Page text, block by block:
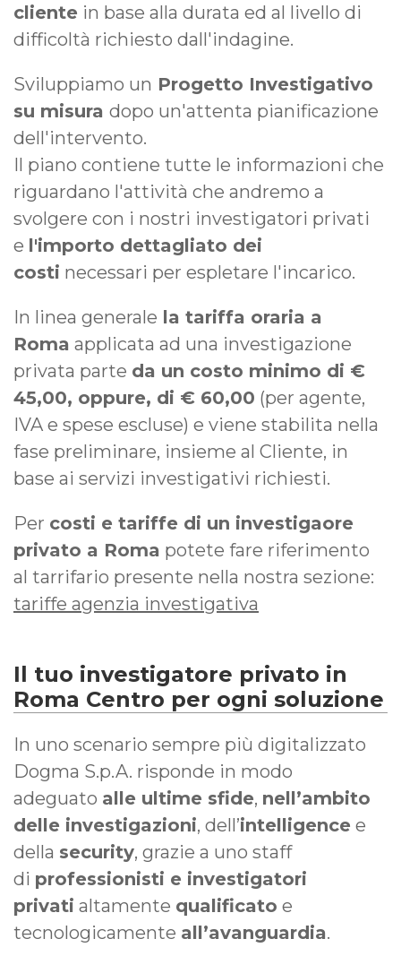
cliente in base alla durata ed al livello di
difficoltà richiesto dall'indagine.
Sviluppiamo un Progetto Investigativo
su misura dopo un'attenta pianificazione
dell'intervento.
Il piano contiene tutte le informazioni che
riguardano l'attività che andremo a
svolgere con i nostri investigatori privati
e l'importo dettagliato dei
costi necessari per espletare l'incarico.
In linea generale la tariffa oraria a
Roma applicata ad una investigazione
privata parte da un costo minimo di €
45,00, oppure, di € 60,00 (per agente,
IVA e spese escluse) e viene stabilita nella
fase preliminare, insieme al Cliente, in
base ai servizi investigativi richiesti.
Per costi e tariffe di un investigaore
privato a Roma potete fare riferimento
al tarrifario presente nella nostra sezione:
tariffe agenzia investigativa
Il tuo investigatore privato in
Roma Centro per ogni soluzione
In uno scenario sempre più digitalizzato
Dogma S.p.A. risponde in modo
adeguato alle ultime sfide, nell’ambito
delle investigazioni, dell’intelligence e
della security, grazie a uno staff
di professionisti e investigatori
privati altamente qualificato e
tecnologicamente all’avanguardia.